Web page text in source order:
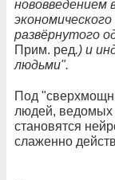
нововведением
развёрнутого
Прим. ред.) и
людьми".
Под
людей, ведомых
становятся
слаженно